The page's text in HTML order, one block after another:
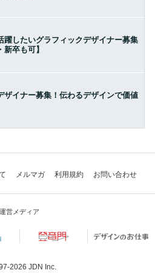
躍したいグラフィックデザイナー募集
新卒も可】
ザイナー募集！伝わるデザインで価値
メルマガ 利用規約 お問い合わせ
運営メディア
2026 JDN Inc.